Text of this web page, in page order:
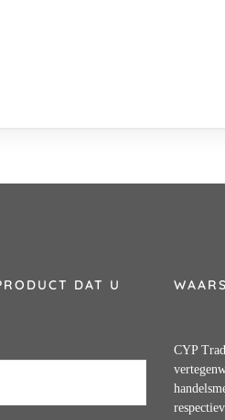
DAT U
CYP